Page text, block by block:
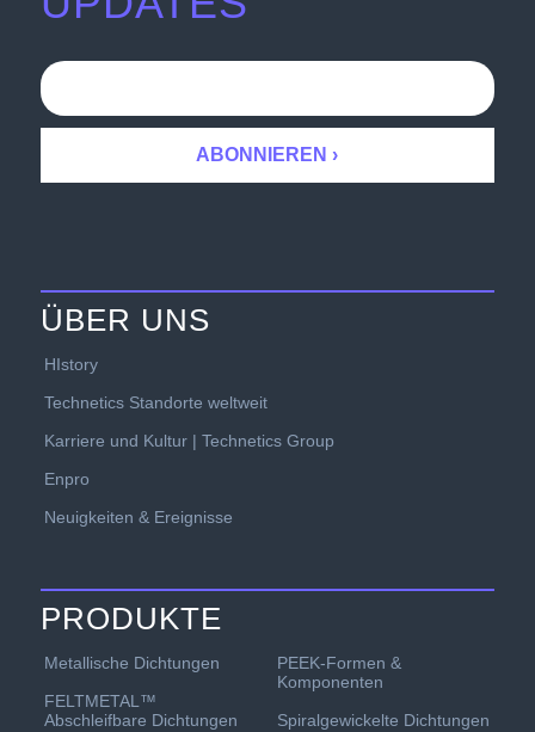
ÜBER UNS
HIstory
Technetics Standorte weltweit
Karriere und Kultur | Technetics Group
Enpro
Neuigkeiten & Ereignisse
PRODUKTE
Metallische Dichtungen
FELTMETAL™
Abschleifbare Dichtungen
PEEK-Formen &
Komponenten
Spiralgewickelte Dichtungen